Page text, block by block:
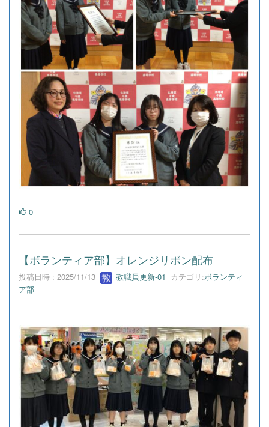
0
【ボランティア部】オレンジリボン配布
投稿日時 : 2025/11/13 教職員更新-01 カテゴリ:ボランティ
ア部